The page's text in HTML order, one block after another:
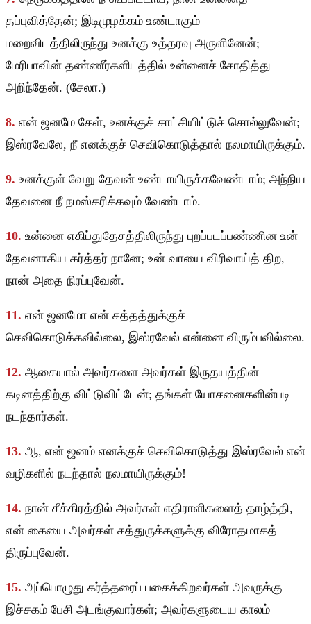
தப்புவித்தேன்; இடிமுழக்கம் உண்டாகும்
மறைவிடத்திலிருந்து உனக்கு உத்தரவு அருளினேன்;
மேரிபாவின் தண்ணீர்களிடத்தில் உன்னைச் சோதித்து
அறிந்தேன். (சேலா.)
8. என் ஜனமே கேள், உனக்குச் சாட்சியிட்டுச் சொல்லுவேன்;
இஸ்ரவேலே, நீ எனக்குச் செவிகொடுத்தால் நலமாயிருக்கும்.
9. உனக்குள் வேறு தேவன் உண்டாயிருக்கவேண்டாம்; அந்நிய
தேவனை நீ நமஸ்கரிக்கவும் வேண்டாம்.
10. உன்னை எகிப்துதேசத்திலிருந்து புறப்படப்பண்ணின உன்
தேவனாகிய கர்த்தர் நானே; உன் வாயை விரிவாய்த் திற,
நான் அதை நிரப்புவேன்.
11. என் ஜனமோ என் சத்தத்துக்குச்
செவிகொடுக்கவில்லை, இஸ்ரவேல் என்னை விரும்பவில்லை.
12. ஆகையால் அவர்களை அவர்கள் இருதயத்தின்
கடினத்திற்கு விட்டுவிட்டேன்; தங்கள் யோசனைகளின்படி
நடந்தார்கள்.
13. ஆ, என் ஜனம் எனக்குச் செவிகொடுத்து இஸ்ரவேல் என்
வழிகளில் நடந்தால் நலமாயிருக்கும்!
14. நான் சீக்கிரத்தில் அவர்கள் எதிராளிகளைத் தாழ்த்தி,
என் கையை அவர்கள் சத்துருக்களுக்கு விரோதமாகத்
திருப்புவேன்.
15. அப்பொழுது கர்த்தரைப் பகைக்கிறவர்கள் அவருக்கு
இச்சகம் பேசி அடங்குவார்கள்; அவர்களுடைய காலம்